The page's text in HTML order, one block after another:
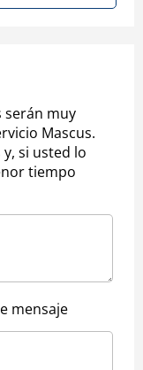
serán muy
Mascus.
si usted lo
tiempo
mensaje